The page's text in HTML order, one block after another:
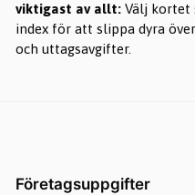
viktigast av allt:Välj kortet
index för att slippa dyra
och uttagsavgifter.
Företagsuppgifter